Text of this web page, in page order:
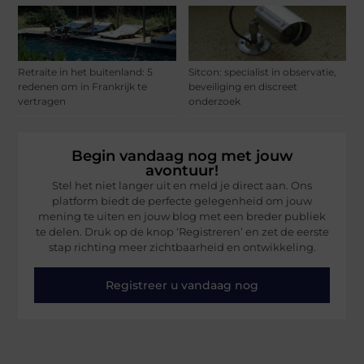
Retraite in het buitenland: 5
redenen om in Frankrijk te
vertragen
Sitcon: specialist in observatie,
beveiliging en discreet
onderzoek
Begin vandaag nog met jouw
avontuur!
Stel het niet langer uit en meld je direct aan. Ons
platform biedt de perfecte gelegenheid om jouw
mening te uiten en jouw blog met een breder publiek
te delen. Druk op de knop ‘Registreren’ en zet de eerste
stap richting meer zichtbaarheid en ontwikkeling.
Registreer u vandaag nog